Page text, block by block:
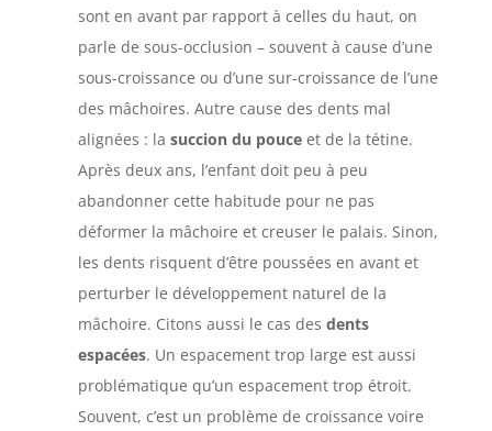
sont en avant par rapport à celles du haut, on
parle de sous-occlusion – souvent à cause d’une
sous-croissance ou d’une sur-croissance de l’une
des mâchoires. Autre cause des dents mal
alignées : la succion du pouce et de la tétine.
Après deux ans, l’enfant doit peu à peu
abandonner cette habitude pour ne pas
déformer la mâchoire et creuser le palais. Sinon,
les dents risquent d’être poussées en avant et
perturber le développement naturel de la
mâchoire. Citons aussi le cas des dents
espacées. Un espacement trop large est aussi
problématique qu’un espacement trop étroit.
Souvent, c’est un problème de croissance voire